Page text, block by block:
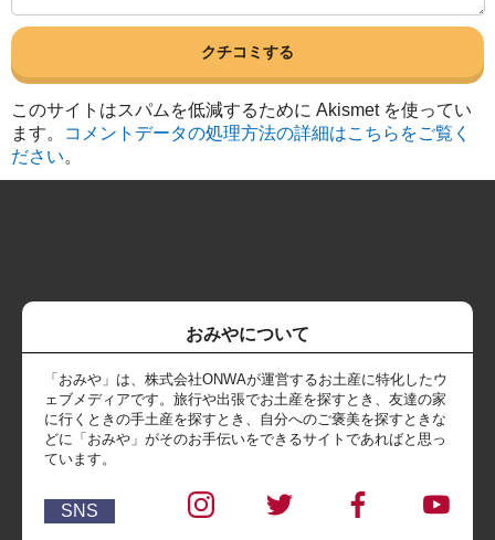
このサイトはスパムを低減するために Akismet を使ってい
ます。
コメントデータの処理方法の詳細はこちらをご覧く
ださい。
おみやについて
「おみや」は、株式会社ONWAが運営するお土産に特化したウ
ェブメディアです。旅行や出張でお土産を探すとき、友達の家
に行くときの手土産を探すとき、自分へのご褒美を探すときな
どに「おみや」がそのお手伝いをできるサイトであればと思っ
ています。
SNS